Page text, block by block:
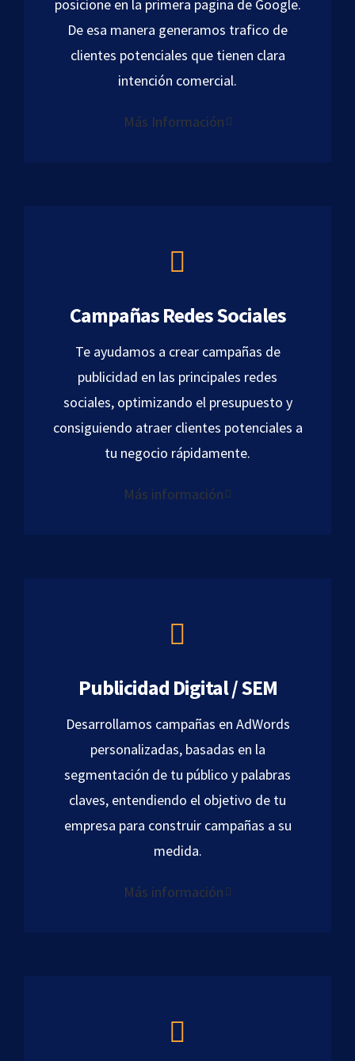
posicione en la primera pagina de Google.
De esa manera generamos trafico de
clientes potenciales que tienen clara
intención comercial.
Más Información
Campañas Redes Sociales
Te ayudamos a crear campañas de
publicidad en las principales redes
sociales, optimizando el presupuesto y
consiguiendo atraer clientes potenciales a
tu negocio rápidamente.
Más información
Publicidad Digital / SEM
Desarrollamos campañas en AdWords
personalizadas, basadas en la
segmentación de tu público y palabras
claves, entendiendo el objetivo de tu
empresa para construir campañas a su
medida.
Más información